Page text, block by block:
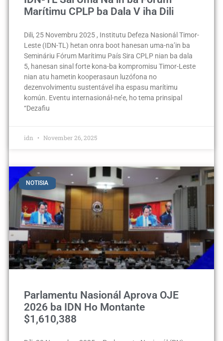
Marítimu CPLP ba Dala V iha Dili
Dili, 25 Novembru 2025 , Institutu Defeza Nasionál Timor-
Leste (IDN-TL) hetan onra boot hanesan uma-na’in ba
Semináriu Fórum Marítimu País Sira CPLP nian ba dala
5, hanesan sinal forte kona-ba kompromisu Timor-Leste
nian atu hametin kooperasaun luzófona no
dezenvolvimentu sustentável iha espasu marítimu
komún. Eventu internasionál-ne’e, ho tema prinsipal
“Dezafiu
idn November 26, 2025
NOTISIA
Parlamentu Nasionál Aprova OJE
2026 ba IDN Ho Montante
$1,610,388